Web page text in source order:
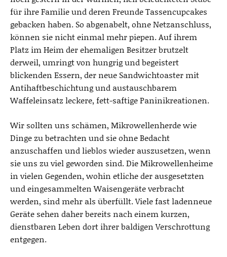
für ihre Familie und deren Freunde Tassencupcakes
gebacken haben. So abgenabelt, ohne Netzanschluss,
können sie nicht einmal mehr piepen. Auf ihrem
Platz im Heim der ehemaligen Besitzer brutzelt
derweil, umringt von hungrig und begeistert
blickenden Essern, der neue Sandwichtoaster mit
Antihaftbeschichtung und austauschbarem
Waffeleinsatz leckere, fett-saftige Paninikreationen.
Wir sollten uns schämen, Mikrowellenherde wie
Dinge zu betrachten und sie ohne Bedacht
anzuschaffen und lieblos wieder auszusetzen, wenn
sie uns zu viel geworden sind. Die Mikrowellenheime
in vielen Gegenden, wohin etliche der ausgesetzten
und eingesammelten Waisengeräte verbracht
werden, sind mehr als überfüllt. Viele fast ladenneue
Geräte sehen daher bereits nach einem kurzen,
dienstbaren Leben dort ihrer baldigen Verschrottung
entgegen.